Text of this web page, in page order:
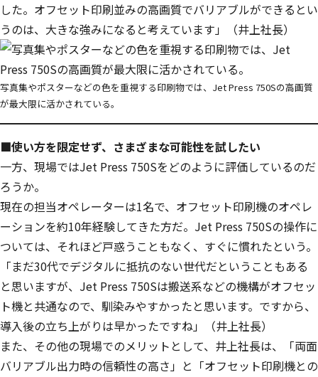
した。オフセット印刷並みの高画質でバリアブルができるとい
うのは、大きな強みになると考えています」（井上社長）
写真集やポスターなどの色を重視する印刷物では、Jet Press 750Sの高画質
が最大限に活かされている。
■使い方を限定せず、さまざまな可能性を試したい
一方、現場ではJet Press 750Sをどのように評価しているのだ
ろうか。
現在の担当オペレーターは1名で、オフセット印刷機のオペレ
ーションを約10年経験してきた方だ。Jet Press 750Sの操作に
ついては、それほど戸惑うこともなく、すぐに慣れたという。
「まだ30代でデジタルに抵抗のない世代だということもある
と思いますが、Jet Press 750Sは搬送系などの機構がオフセッ
ト機と共通なので、馴染みやすかったと思います。ですから、
導入後の立ち上がりは早かったですね」（井上社長）
また、その他の現場でのメリットとして、井上社長は、「両面
バリアブル出力時の信頼性の高さ」と「オフセット印刷機との